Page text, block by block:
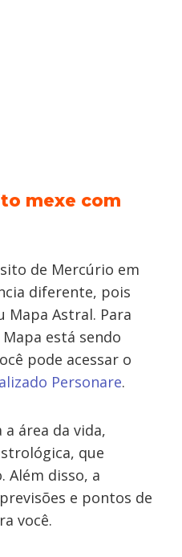
mexe com
de Mercúrio em
diferente, pois
Mapa Astral. Para
está sendo
pode acessar o
Personare.
área da vida,
que
Além disso, a
e pontos de
você.